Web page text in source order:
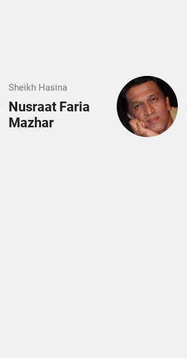
Sheikh Hasina
Nusraat Faria
Mazhar